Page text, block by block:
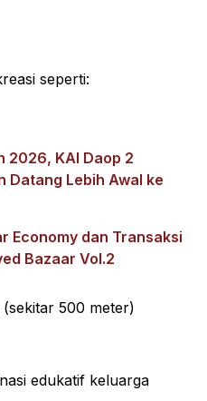
seperti:
2026, KAI Daop 2
Datang Lebih Awal ke
Economy dan Transaksi
Bazaar Vol.2
(sekitar 500 meter)
edukatif keluarga